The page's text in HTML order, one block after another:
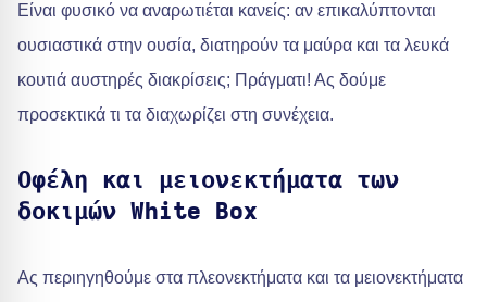
Είναι φυσικό να αναρωτιέται κανείς: αν επικαλύπτονται
ουσιαστικά στην ουσία, διατηρούν τα μαύρα και τα λευκά
κουτιά αυστηρές διακρίσεις; Πράγματι! Ας δούμε
προσεκτικά τι τα διαχωρίζει στη συνέχεια.
Οφέλη και μειονεκτήματα των
δοκιμών White Box
Ας περιηγηθούμε στα πλεονεκτήματα και τα μειονεκτήματα